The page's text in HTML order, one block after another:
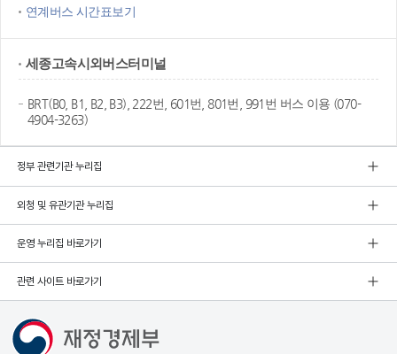
연계버스 시간표보기
세종고속시외버스터미널
BRT(B0, B1, B2, B3), 222번, 601번, 801번, 991번 버스 이용 (070-
4904-3263)
정부 관련기관 누리집
외청 및 유관기관 누리집
운영 누리집 바로가기
관련 사이트 바로가기